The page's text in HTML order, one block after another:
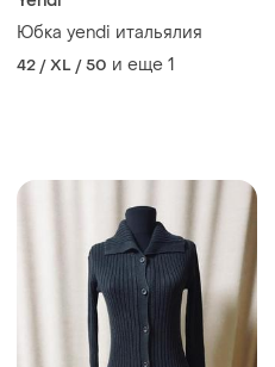
Юбка yendi итальялия
42 / XL / 50 и еще 1